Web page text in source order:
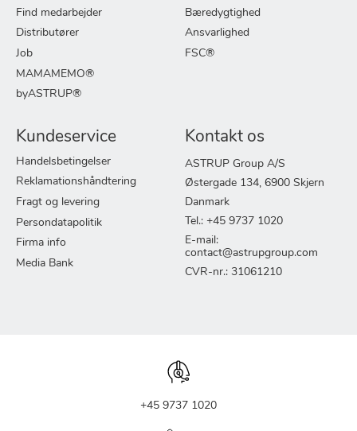
Find medarbejder
Distributører
Job
MAMAMEMO®
byASTRUP®
Bæredygtighed
Ansvarlighed
FSC®
Kundeservice
Handelsbetingelser
Reklamationshåndtering
Fragt og levering
Persondatapolitik
Firma info
Media Bank
Kontakt os
ASTRUP Group A/S
Østergade 134, 6900 Skjern
Danmark
Tel.: +45 9737 1020
E-mail:
contact@astrupgroup.com
CVR-nr.: 31061210
+45 9737 1020